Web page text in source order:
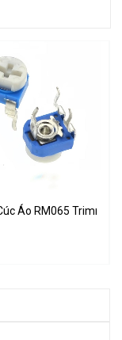
Áo RM065